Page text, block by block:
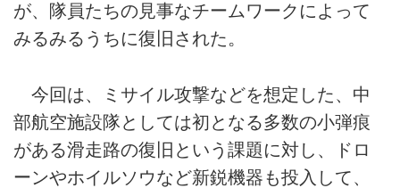
が、隊員たちの見事なチームワークによって
みるみるうちに復旧された。
今回は、ミサイル攻撃などを想定した、中
部航空施設隊としては初となる多数の小弾痕
がある滑走路の復旧という課題に対し、ドロ
ーンやホイルソウなど新鋭機器も投入して、